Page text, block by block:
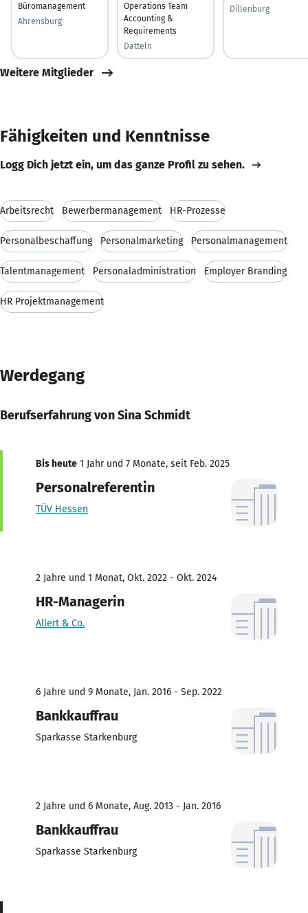
Büromanagement
Ahrensburg
Operations Team
Accounting &
Requirements
Datteln
Dillenburg
Weitere Mitglieder
Fähigkeiten und Kenntnisse
Logg Dich jetzt ein, um das ganze Profil zu sehen.
Arbeitsrecht Bewerbermanagement HR-Prozesse
Personalbeschaffung Personalmarketing Personalmanagement
Talentmanagement Personaladministration Employer Branding
HR Projektmanagement
Werdegang
Berufserfahrung von Sina Schmidt
Bis heute 1 Jahr und 7 Monate, seit Feb. 2025
Personalreferentin
TÜV Hessen
2 Jahre und 1 Monat, Okt. 2022 - Okt. 2024
HR-Managerin
Allert & Co.
6 Jahre und 9 Monate, Jan. 2016 - Sep. 2022
Bankkauffrau
Sparkasse Starkenburg
2 Jahre und 6 Monate, Aug. 2013 - Jan. 2016
Bankkauffrau
Sparkasse Starkenburg